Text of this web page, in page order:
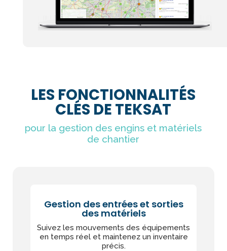
LES FONCTIONNALITÉS
CLÉS DE TEKSAT
pour la gestion des engins et matériels
de chantier
Gestion des entrées et sorties
des matériels
Suivez les mouvements des équipements
en temps réel et maintenez un inventaire
précis.